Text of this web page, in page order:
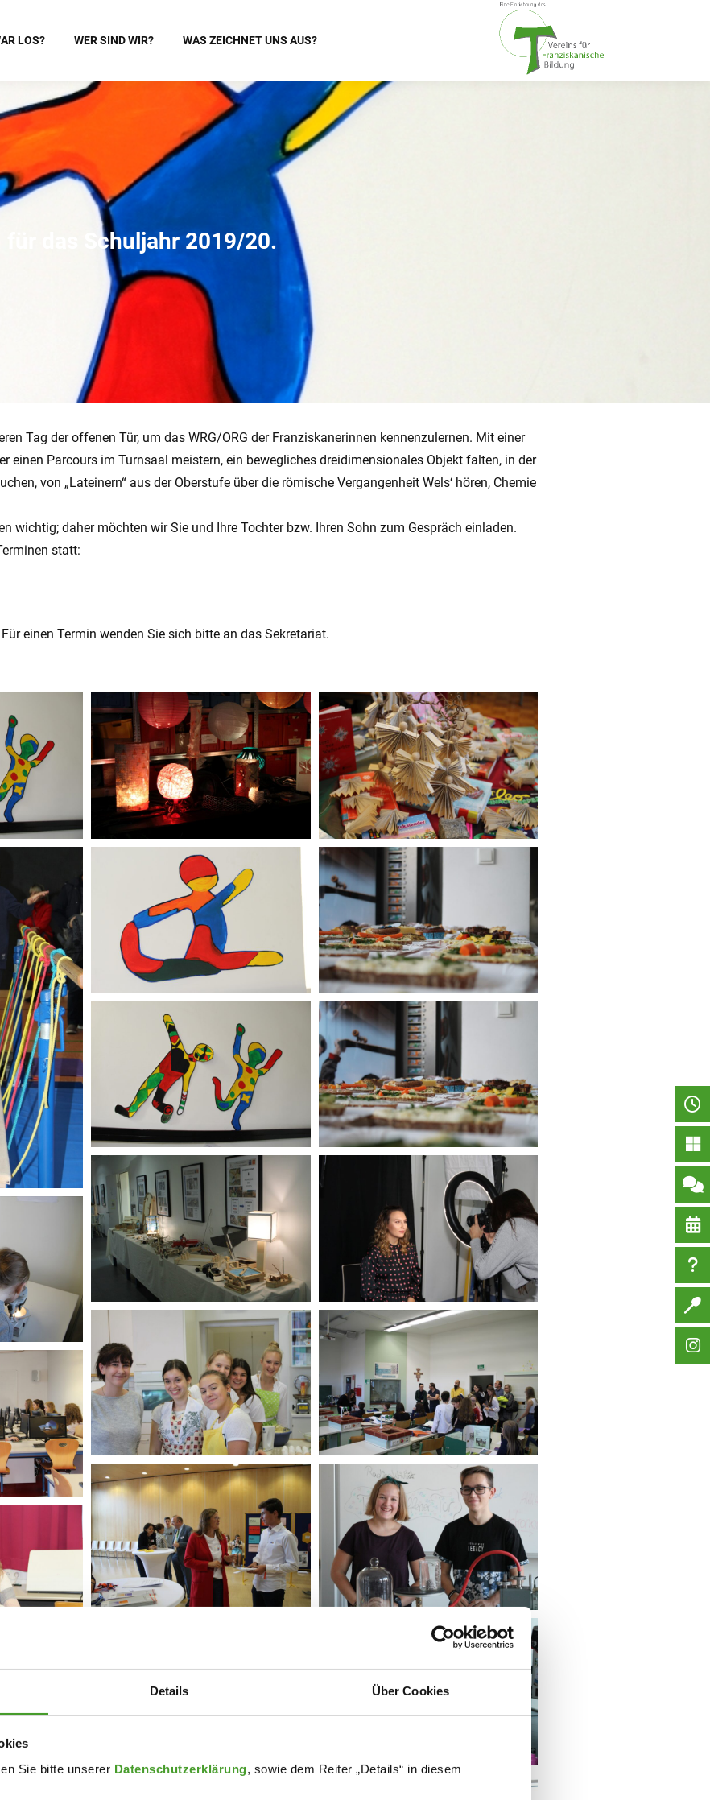
Details Über Cookies
Sie bitte unserer Datenschutzerklärung, sowie dem Reiter „Details“ in diesem
LOS? WER SIND WIR? WAS ZEICHNET UNS AUS?
für das Schuljahr 2019/20.
Tag der offenen Tür, um das WRG/ORG der Franziskanerinnen kennenzulernen. Mit einer
einen Parcours im Turnsaal meistern, ein bewegliches dreidimensionales Objekt falten, in der
von „Lateinern“ aus der Oberstufe über die römische Vergangenheit Wels‘ hören, Chemie
wichtig; daher möchten wir Sie und Ihre Tochter bzw. Ihren Sohn zum Gespräch einladen.
statt:
einen Termin wenden Sie sich bitte an das Sekretariat.